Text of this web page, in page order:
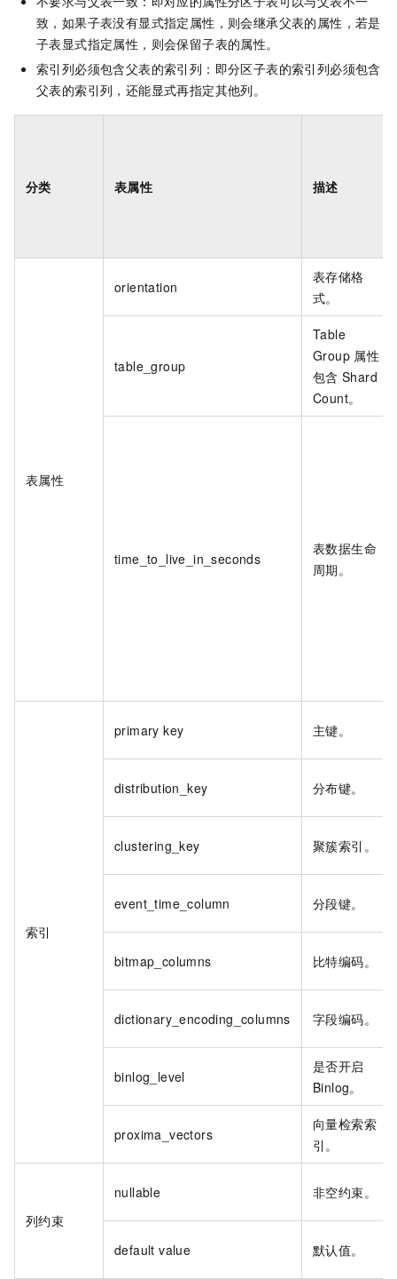
致，如果子表没有显式指定属性，则会继承父表的属性，若是
子表显式指定属性，则会保留子表的属性。
索引列必须包含父表的索引列：即分区子表的索引列必须包含
父表的索引列，还能显式再指定其他列。
分类 表属性 描述
表属性
orientation
表存储格
式。
table_group
Table
Group 属性
包含 Shard
Count。
time_to_live_in_seconds
表数据生命
周期。
索引
primary key 主键。
distribution_key 分布键。
clustering_key 聚簇索引。
event_time_column 分段键。
bitmap_columns 比特编码。
dictionary_encoding_columns 字段编码。
binlog_level
是否开启
Binlog。
proxima_vectors
向量检索索
引。
列约束
nullable 非空约束。
default value 默认值。